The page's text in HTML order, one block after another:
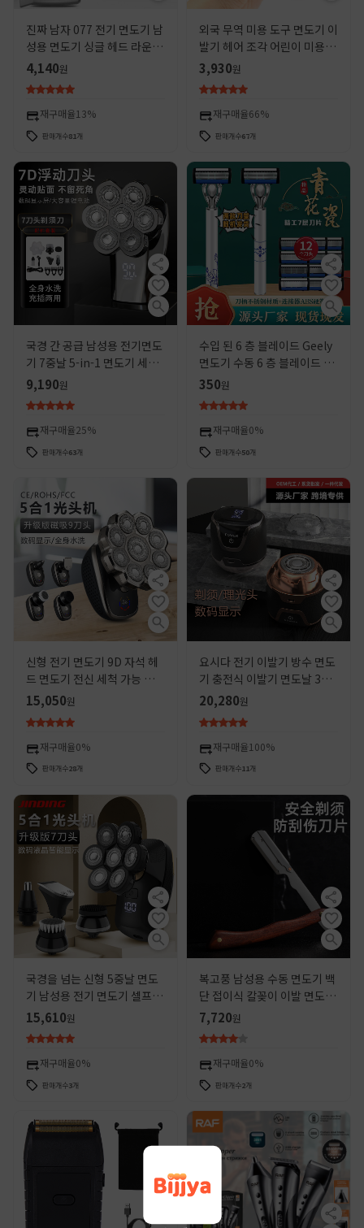
진짜 남자 077 전기 면도기 남
성용 면도기 싱글 헤드 라운드
헤드 충전식 미니 회전 면도기
4,140원
재구매율 13%
판매개수81개
외국 무역 미용 도구 면도기 이
발기 헤어 조각 어린이 미용실
면도기 전기 면도기
3,930원
재구매율66%
판매개수67개
국경 간 공급 남성용 전기면도
기 7중날 5-in-1 면도기 세트
휴대용
9,190원
재구매율25%
판매개수63개
수입 된 6 층 블레이드 Geely
면도기 수동 6 층 블레이드 면
도날 수염 나이프 남성
350원
재구매율0%
판매개수50개
신형 전기 면도기 9D 자석 헤
드 면도기 전신 세척 가능 광두
용 면도기 5-in-1 세트 해외판
15,050원
재구매율0%
판매개수28개
요시다 전기 이발기 방수 면도
기 충전식 이발기 면도날 360
도 회전 가능
20,280원
재구매율 100%
판매개수11개
국경을 넘는 신형 5중날 면도
기 남성용 전기 면도기 셀프 면
도기 5-in-1 세트 제조업체
15,610원
재구매율0%
판매개수3개
복고풍 남성용 수동 면도기 백
단 접이식 칼꽂이 이발 면도 스
타일링 칼 미용 면도기
7,720원
재구매율0%
판매개수2개